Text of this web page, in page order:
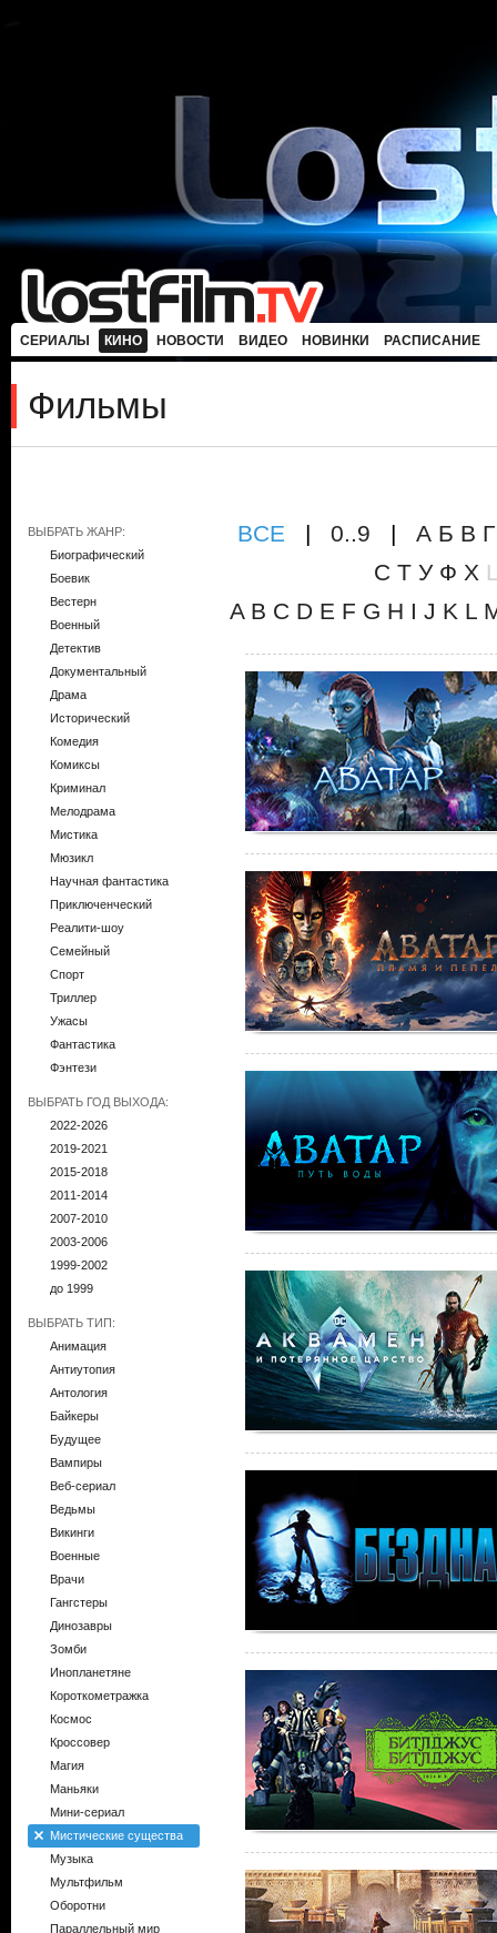
СЕРИАЛЫ КИНО НОВОСТИ ВИДЕО НОВИНКИ РАСПИСАНИЕ
Фильмы
ВЫБРАТЬ ЖАНР:
Биографический
Боевик
Вестерн
Военный
Детектив
Документальный
Драма
Исторический
Комедия
Комиксы
Криминал
Мелодрама
Мистика
Мюзикл
Научная фантастика
Приключенческий
Реалити-шоу
Семейный
Спорт
Триллер
Ужасы
Фантастика
Фэнтези
ВЫБРАТЬ ГОД ВЫХОДА:
2022-2026
2019-2021
2015-2018
2011-2014
2007-2010
2003-2006
1999-2002
до 1999
ВЫБРАТЬ ТИП:
Анимация
Антиутопия
Антология
Байкеры
Будущее
Вампиры
Веб-сериал
Ведьмы
Викинги
Военные
Врачи
Гангстеры
Динозавры
Зомби
Инопланетяне
Короткометражка
Космос
Кроссовер
Магия
Маньяки
Мини-сериал
Мистические существа
Музыка
Мультфильм
Оборотни
Параллельный мир
ВCE | 0..9 | А Б В Г
С Т У Ф Х
A B C D E F G H I J K L